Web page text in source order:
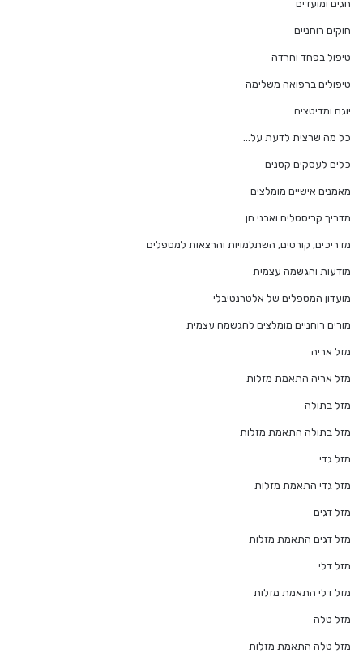
חגים ומועדים
חוקים רוחניים
טיפול בפחד וחרדה
טיפולים ברפואה משלימה
יוגה ומדיטציה
כל מה שרצית לדעת על…
כלים לעסקים קטנים
מאמנים אישיים מומלצים
מדריך קריסטלים ואבני חן
מדריכים, קורסים, השתלמויות והרצאות למטפלים
מודעות והגשמה עצמית
מועדון המטפלים של אלטרנטיבלי
מורים רוחניים מומלצים להגשמה עצמית
מזל אריה
מזל אריה התאמת מזלות
מזל בתולה
מזל בתולה התאמת מזלות
מזל גדי
מזל גדי התאמת מזלות
מזל דגים
מזל דגים התאמת מזלות
מזל דלי
מזל דלי התאמת מזלות
מזל טלה
מזל טלה התאמת מזלות